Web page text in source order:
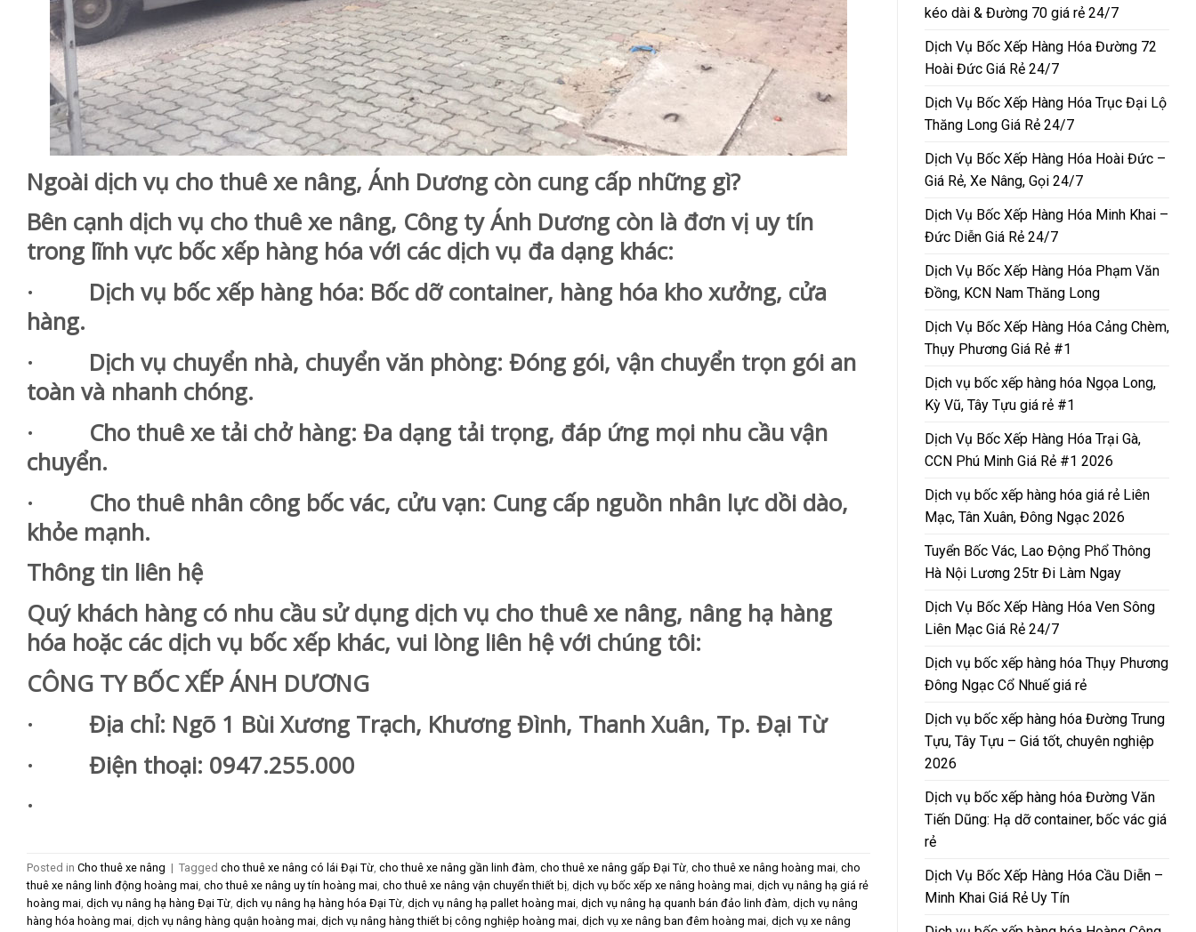
Ngoài dịch vụ cho thuê xe nâng, Ánh Dương còn cung cấp những gì?
Bên cạnh dịch vụ cho thuê xe nâng, Công ty Ánh Dương còn là đơn vị uy tín
trong lĩnh vực bốc xếp hàng hóa với các dịch vụ đa dạng khác:
· Dịch vụ bốc xếp hàng hóa: Bốc dỡ container, hàng hóa kho xưởng, cửa
hàng.
· Dịch vụ chuyển nhà, chuyển văn phòng: Đóng gói, vận chuyển trọn gói an
toàn và nhanh chóng.
· Cho thuê xe tải chở hàng: Đa dạng tải trọng, đáp ứng mọi nhu cầu vận
chuyển.
· Cho thuê nhân công bốc vác, cửu vạn: Cung cấp nguồn nhân lực dồi dào,
khỏe mạnh.
Thông tin liên hệ
Quý khách hàng có nhu cầu sử dụng dịch vụ cho thuê xe nâng, nâng hạ hàng
hóa hoặc các dịch vụ bốc xếp khác, vui lòng liên hệ với chúng tôi:
CÔNG TY BỐC XẾP ÁNH DƯƠNG
· Địa chỉ: Ngõ 1 Bùi Xương Trạch, Khương Đình, Thanh Xuân, Tp. Đại Từ
· Điện thoại: 0947.255.000
·
Posted in Cho thuê xe nâng | Tagged cho thuê xe nâng có lái Đại Từ, cho thuê xe nâng gần linh đàm, cho thuê xe nâng gấp Đại Từ, cho thuê xe nâng hoàng mai, cho
thuê xe nâng linh động hoàng mai, cho thuê xe nâng uy tín hoàng mai, cho thuê xe nâng vận chuyển thiết bị, dịch vụ bốc xếp xe nâng hoàng mai, dịch vụ nâng hạ giá rẻ
hoàng mai, dịch vụ nâng hạ hàng Đại Từ, dịch vụ nâng hạ hàng hóa Đại Từ, dịch vụ nâng hạ pallet hoàng mai, dịch vụ nâng hạ quanh bán đảo linh đàm, dịch vụ nâng
hàng hóa hoàng mai, dịch vụ nâng hàng quận hoàng mai, dịch vụ nâng hàng thiết bị công nghiệp hoàng mai, dịch vụ xe nâng ban đêm hoàng mai, dịch vụ xe nâng
kéo dài & Đường 70 giá rẻ 24/7
Dịch Vụ Bốc Xếp Hàng Hóa Đường 72
Hoài Đức Giá Rẻ 24/7
Dịch Vụ Bốc Xếp Hàng Hóa Trục Đại Lộ
Thăng Long Giá Rẻ 24/7
Dịch Vụ Bốc Xếp Hàng Hóa Hoài Đức –
Giá Rẻ, Xe Nâng, Gọi 24/7
Dịch Vụ Bốc Xếp Hàng Hóa Minh Khai –
Đức Diễn Giá Rẻ 24/7
Dịch Vụ Bốc Xếp Hàng Hóa Phạm Văn
Đồng, KCN Nam Thăng Long
Dịch Vụ Bốc Xếp Hàng Hóa Cảng Chèm,
Thụy Phương Giá Rẻ #1
Dịch vụ bốc xếp hàng hóa Ngọa Long,
Kỳ Vũ, Tây Tựu giá rẻ #1
Dịch Vụ Bốc Xếp Hàng Hóa Trại Gà,
CCN Phú Minh Giá Rẻ #1 2026
Dịch vụ bốc xếp hàng hóa giá rẻ Liên
Mạc, Tân Xuân, Đông Ngạc 2026
Tuyển Bốc Vác, Lao Động Phổ Thông
Hà Nội Lương 25tr Đi Làm Ngay
Dịch Vụ Bốc Xếp Hàng Hóa Ven Sông
Liên Mạc Giá Rẻ 24/7
Dịch vụ bốc xếp hàng hóa Thụy Phương
Đông Ngạc Cổ Nhuế giá rẻ
Dịch vụ bốc xếp hàng hóa Đường Trung
Tựu, Tây Tựu – Giá tốt, chuyên nghiệp
2026
Dịch vụ bốc xếp hàng hóa Đường Văn
Tiến Dũng: Hạ dỡ container, bốc vác giá
rẻ
Dịch Vụ Bốc Xếp Hàng Hóa Cầu Diễn –
Minh Khai Giá Rẻ Uy Tín